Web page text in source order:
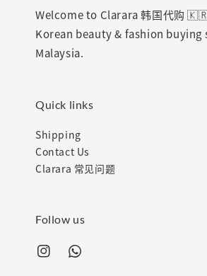
Welcome to Clarara 韩国代购
Korean beauty & fashion buying
Malaysia.
Quick links
Shipping
Contact Us
Clarara 常见问题
Follow us